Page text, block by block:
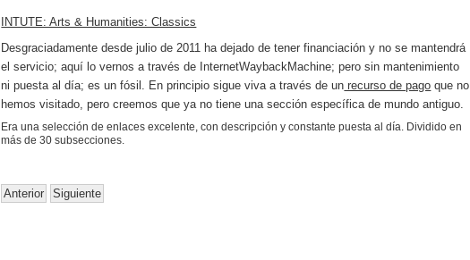
INTUTE: Arts & Humanities: Classics
Desgraciadamente desde julio de 2011 ha dejado de tener financiación y no se mantendrá
el servicio; aquí lo vernos a través de InternetWaybackMachine; pero sin mantenimiento
ni puesta al día; es un fósil. En principio sigue viva a través de un recurso de pago que no
hemos visitado, pero creemos que ya no tiene una sección específica de mundo antiguo.
Era una selección de enlaces excelente, con descripción y constante puesta al día. Dividido en
más de 30 subsecciones.
Anterior Siguiente